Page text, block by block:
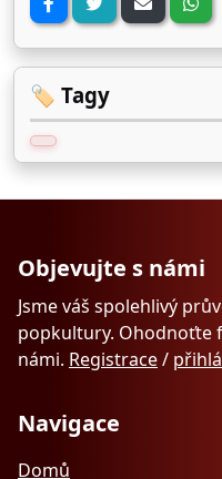
🏷️ Tagy
Objevujte s námi
Jsme váš spolehlivý
popkultury. Ohodnoťte
námi. Registrace/
Navigace
Domů